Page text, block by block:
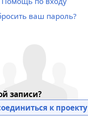
ваш пароль?
записи?
к проекту